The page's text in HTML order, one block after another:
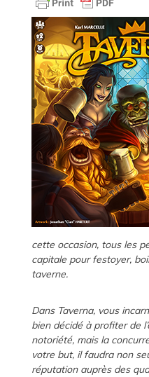
cette occasion, tous les
capitale pour festoyer,
taverne.
Dans Taverna, vous
bien décidé à profiter de
notoriété, mais la
votre but, il faudra non
réputation auprès des